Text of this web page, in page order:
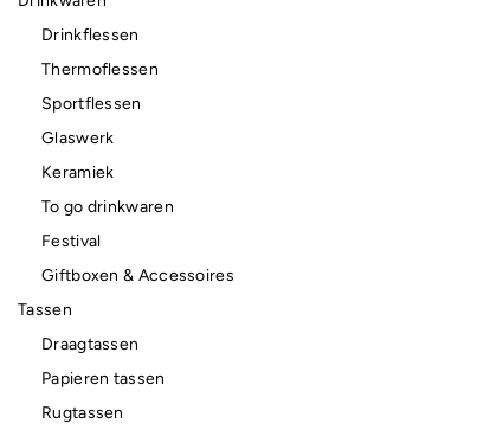
Drinkflessen
Thermoflessen
Sportflessen
Glaswerk
Keramiek
To go drinkwaren
Festival
Giftboxen & Accessoires
Tassen
Draagtassen
Papieren tassen
Rugtassen